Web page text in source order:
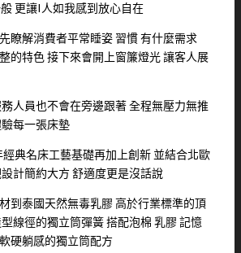
更讓I人如我感到放心自在
瞭解消費者平常睡姿 習慣 有什麼需求
的特色 接下來會開上窗簾燈光 讓客人展
人員也不會在旁邊跟著 全程無壓力無推
每一張床墊
典名床工藝基礎再加上創新 並結合北歐
計簡約大方 舒適度更是沒話說
到泰國天然無毒乳膠 高於行業標準的頂
線徑的獨立筒彈簧 搭配泡棉 乳膠 記憶
硬躺感的獨立筒配方